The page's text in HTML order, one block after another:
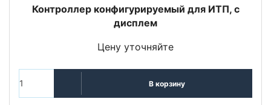
Контроллер конфигурируемый для ИТП, с
дисплем
Цену уточняйте
В корзину